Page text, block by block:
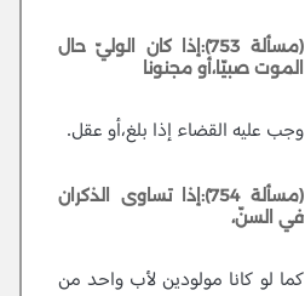
(مسألة 753):إذا كان الوليّ حال
الموت صبيّا،أو مجنونا
وجب عليه القضاء إذا بلغ،أو عقل.
(مسألة 754):إذا تساوى الذكران
في السنّ،
كما لو كانا مولودين لأب واحد من